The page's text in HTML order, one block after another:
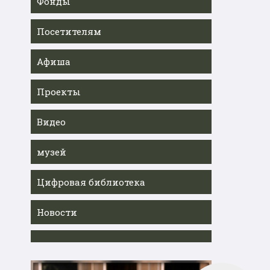
Посетителям
Афиша
Проекты
Видео
музей
Цифровая библиотека
Новости